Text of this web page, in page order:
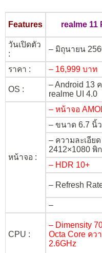
Features realme 11
วันเปิดตัว
:
– มิถุนายน
ราคา : – 16,999 บาท
OS :
– Android 13
realme UI 4.0
หน้าจอ :
– หน้าจอ
– ขนาด 6.7 นิ้ว
– ความละเอียด
2412×1080 พิ
– HDR 10+
– Refresh
–
CPU :
– Dimensity
Octa Core ควา
2.6GHz